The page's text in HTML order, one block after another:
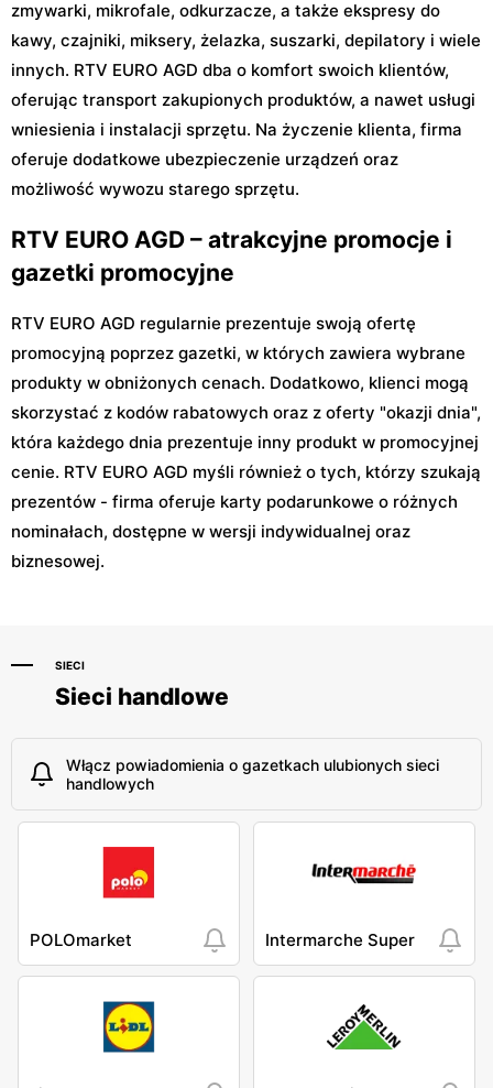
zmywarki, mikrofale, odkurzacze, a także ekspresy do
kawy, czajniki, miksery, żelazka, suszarki, depilatory i wiele
innych. RTV EURO AGD dba o komfort swoich klientów,
oferując transport zakupionych produktów, a nawet usługi
wniesienia i instalacji sprzętu. Na życzenie klienta, firma
oferuje dodatkowe ubezpieczenie urządzeń oraz
możliwość wywozu starego sprzętu.
RTV EURO AGD – atrakcyjne promocje i
gazetki promocyjne
RTV EURO AGD regularnie prezentuje swoją ofertę
promocyjną poprzez gazetki, w których zawiera wybrane
produkty w obniżonych cenach. Dodatkowo, klienci mogą
skorzystać z kodów rabatowych oraz z oferty "okazji dnia",
która każdego dnia prezentuje inny produkt w promocyjnej
cenie. RTV EURO AGD myśli również o tych, którzy szukają
prezentów - firma oferuje karty podarunkowe o różnych
nominałach, dostępne w wersji indywidualnej oraz
biznesowej.
SIECI
Sieci handlowe
Włącz powiadomienia o gazetkach ulubionych sieci
handlowych
POLOmarket Intermarche Super